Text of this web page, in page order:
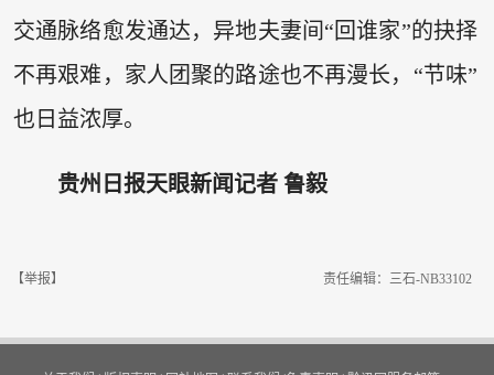
交通脉络愈发通达，异地夫妻间“回谁家”的抉择
不再艰难，家人团聚的路途也不再漫长，“节味”
也日益浓厚。
贵州日报天眼新闻记者 鲁毅
【举报】 责任编辑：三石-NB33102